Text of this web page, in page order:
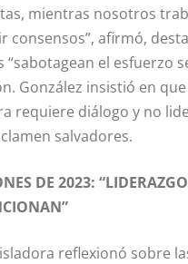
mientras nosotros
consensos”, afirmó,
“sabotagean el esfuerzo
González insistió en
requiere diálogo y no
salvadores.
DE 2023:
reflexionó sobre